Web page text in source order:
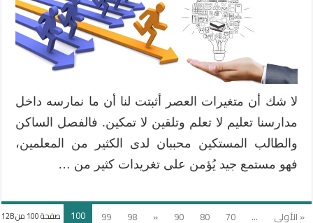
لا شك أن متغيرات العصر أثبتت لنا أن ما نمارسه داخل
مدارسنا تعليم لا تعلم وتلقين لا تمكين. فالفصل الساكن
والطالب المستكين محببان لدى الكثير من المعلمين،
فهو مستمع جيد يُؤمن على تغريدات كثير من …
صفحة 100 من 128 « الأولى ...
70
80
90
«
98
99
100